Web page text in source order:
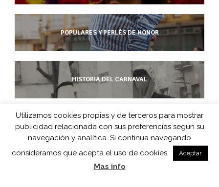
POPULARES Y PERLÉS DE HONOR
HISTORIA DEL CARNAVAL
CarnavaldeHerencia.es es la web de información de esta popular
fiesta manchega desarrollada por
Barco de Colegas y D.O. Carnaval de Herencia en colaboración
Utilizamos cookies propias y de terceros para mostrar
publicidad relacionada con sus preferencias según su
navegación y analítica. Si continua navegando
consideramos que acepta el uso de cookies.
Aceptar
Mas info